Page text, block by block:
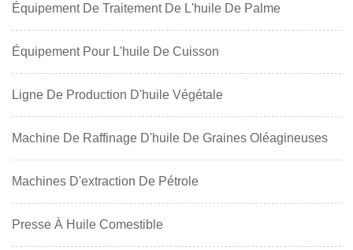
Équipement De Traitement De L'huile De Palme
Équipement Pour L'huile De Cuisson
Ligne De Production D'huile Végétale
Machine De Raffinage D'huile De Graines Oléagineuses
Machines D'extraction De Pétrole
Presse À Huile Comestible